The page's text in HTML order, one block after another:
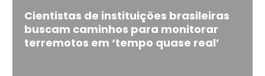
Cientistas de instituições brasileiras
buscam caminhos para monitorar
terremotos em ‘tempo quase real’